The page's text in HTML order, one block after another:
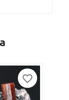
favorite_border